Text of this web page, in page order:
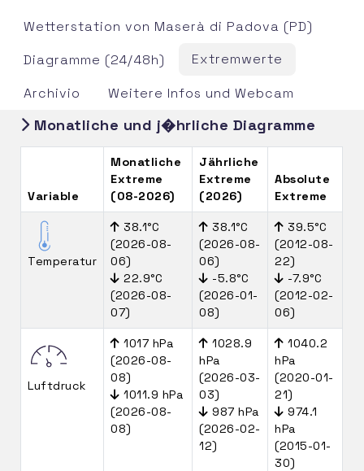
Wetterstation von Maserà di Padova (PD)
Diagramme (24/48h)
Extremwerte
Archivio
Weitere Infos und Webcam
Monatliche und j�hrliche Diagramme
Variable
Monatliche
Extreme
(08-2026)
Jährliche
Extreme
(2026)
Absolute
Extreme
Temperatur
38.1°C
(2026-08-
06)
22.9°C
(2026-08-
07)
38.1°C
(2026-08-
06)
-5.8°C
(2026-01-
08)
39.5°C
(2012-08-
22)
-7.9°C
(2012-02-
06)
Luftdruck
1017 hPa
(2026-08-
08)
1011.9 hPa
(2026-08-
08)
1028.9
hPa
(2026-03-
03)
987 hPa
(2026-02-
12)
1040.2
hPa
(2020-01-
21)
974.1
hPa
(2015-01-
30)